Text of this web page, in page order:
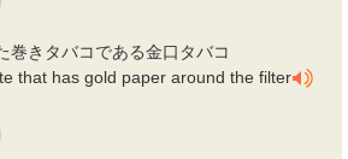
巻き タバコである金口 タバコ
that has gold paper around the filter